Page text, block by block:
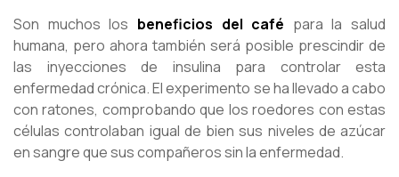
Son muchos los beneficios del café para la salud
humana, pero ahora también será posible prescindir de
las inyecciones de insulina para controlar esta
enfermedad crónica. El experimento se ha llevado a cabo
con ratones, comprobando que los roedores con estas
células controlaban igual de bien sus niveles de azúcar
en sangre que sus compañeros sin la enfermedad.